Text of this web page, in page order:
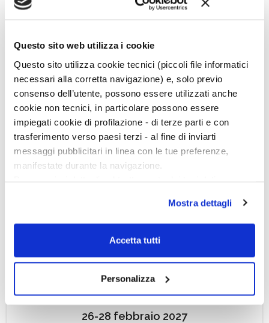
Questo sito web utilizza i cookie
Questo sito utilizza cookie tecnici (piccoli file informatici
necessari alla corretta navigazione) e, solo previo
consenso dell’utente, possono essere utilizzati anche
cookie non tecnici, in particolare possono essere
impiegati cookie di profilazione - di terze parti e con
trasferimento verso paesi terzi - al fine di inviarti
messaggi pubblicitari in linea con le tue preferenze,
manifestate durante la navigazione.
scelte privacy sui cookie, ti invitiamo a prendere visione
dell’informativa cookie.
Chiudendo il banner tramite la “X” prosegui la
dei soli cookie tecnici. Selezionando “Accetta tutti” presti
il tuo consenso alla profilazione che potrai revocare in
ogni momentoRevoca
Mostra dettagli
Accetta tutti
Personalizza
26-28 febbraio 2027